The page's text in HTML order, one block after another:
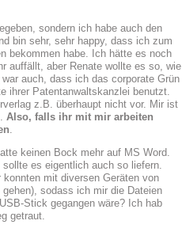
sondern ich habe auch den
bin sehr, sehr happy, dass ich zum
bekommen habe. Ich hätte es noch
auffällt, aber Renate wollte es so, wie
auch, dass ich das corporate Grün
ihrer Patentanwaltskanzlei benutzt.
z.B. überhaupt nicht vor. Mir ist
Also, falls ihr mit mir arbeiten
.
keinen Bock mehr auf MS Word.
es eigentlich auch so liefern.
mit diversen Geräten von
sodass ich mir die Dateien
Stick gegangen wäre? Ich hab
getraut.